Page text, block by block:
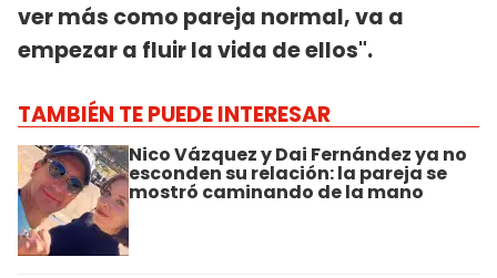
ver más como pareja normal, va a
empezar a fluir la vida de ellos".
TAMBIÉN TE PUEDE INTERESAR
Nico Vázquez y Dai Fernández ya no
esconden su relación: la pareja se
mostró caminando de la mano